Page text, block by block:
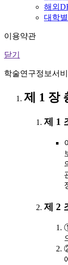
해외
대학
이용약관
닫기
학술연구정보서
제 1 장
제 1
제 2